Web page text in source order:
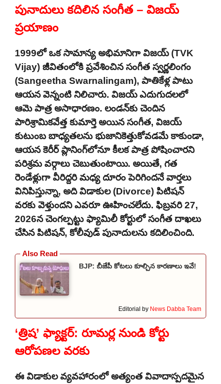
పునాదులు కదిలిన సంగీత – విజయ్
ప్రయాణం
1999లో ఒక సామాన్య అభిమానిగా విజయ్ (TVK
Vijay) జీవితంలోకి ప్రవేశించిన సంగీత స్వర్ణలింగం
(Sangeetha Swarnalingam), పాతికేళ్ల పాటు
ఆయన వెన్నంటి నిలిచారు. విజయ్ ఎదుగుదలలో
ఆమె పాత్ర అసాధారణం. లండన్‌కు చెందిన
పారిశ్రామికవేత్త కుమార్తె అయిన సంగీత, విజయ్
కుటుంబ బాధ్యతలను భుజానికెత్తుకోవడమే కాకుండా,
ఆయన కెరీర్ ప్లానింగ్‌లోనూ కీలక పాత్ర పోషించారని
పరిశ్రమ వర్గాలు చెబుతుంటాయి. అయితే, గత
రెండేళ్లుగా వీరిద్దరి మధ్య దూరం పెరిగిందనే వార్తలు
వినిపిస్తున్నా, అది విడాకుల (Divorce) పిటిషన్
వరకు వెళ్తుందని ఎవరూ ఊహించలేదు. ఫిబ్రవరి 27,
2026న చెంగల్పట్టు ఫ్యామిలీ కోర్టులో సంగీత దాఖలు
చేసిన పిటిషన్, కోలీవుడ్ పునాదులను కదిలించింది.
BJP: బీజేపీ కోటలు కూల్చిన కారణాలు ఇవే!
Editorial by News Dabba Team
‘త్రిష’ ఫ్యాక్టర్: రూమర్ల నుండి కోర్టు
ఆరోపణల వరకు
ఈ విడాకుల వ్యవహారంలో అత్యంత వివాదాస్పదమైన